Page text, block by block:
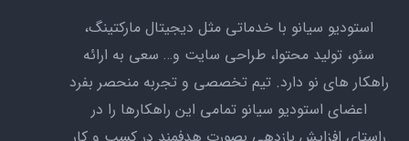
استودیو سیانو با خدماتی مثل دیجیتال مارکتینگ،
سئو،‌ تولید محتوا، طراحی سایت و… سعی به ارائه
راهکار های نو دارد. تیم تخصصی و تجربه منحصر بفرد
اعضای استودیو سیانو تمامی این راهکارها را در
راستای افزایش بازدهی بصورت هدفمند در کسب و کار